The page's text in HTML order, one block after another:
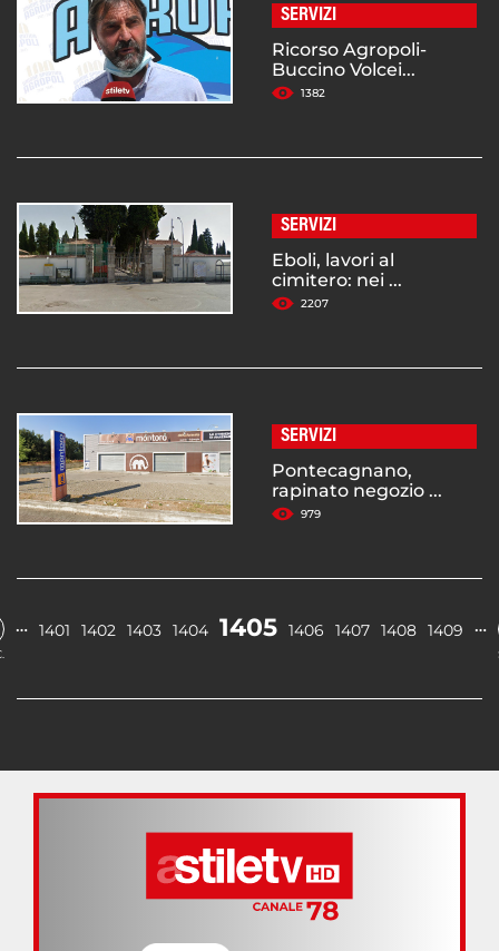
SERVIZI
Ricorso Agropoli-
Buccino Volcei...
1382
SERVIZI
Eboli, lavori al
cimitero: nei ...
2207
SERVIZI
Pontecagnano,
rapinato negozio ...
979
… 1401 1402 1403 1404 1405 1406 1407 1408 1409 …